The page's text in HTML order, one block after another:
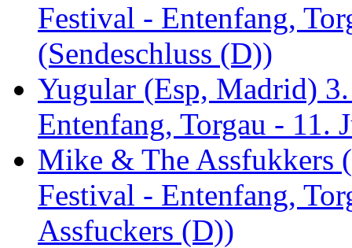
Festival - Entenfang,
(Sendeschluss (D))
Yugular (Esp, Madrid)
Entenfang, Torgau - 11.
Mike & The Assfukkers
Festival - Entenfang,
Assfuckers (D))